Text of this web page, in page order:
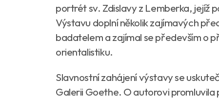
portrét sv. Zdislavy z Lemberka, jejíž
Výstavu doplní několik zajímavých
badatelem a zajímal se především o
orientalistiku.
Slavnostní zahájení výstavy se
Galerii Goethe. O autorovi